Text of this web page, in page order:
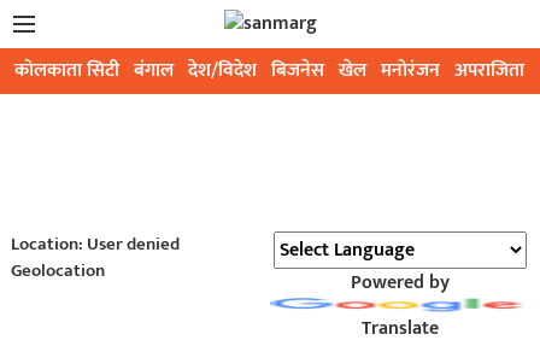
कोलकाता सिटी बंगाल देश/विदेश बिजनेस खेल मनोरंजन अपराजिता
Location: User denied
Geolocation
Powered by
Translate